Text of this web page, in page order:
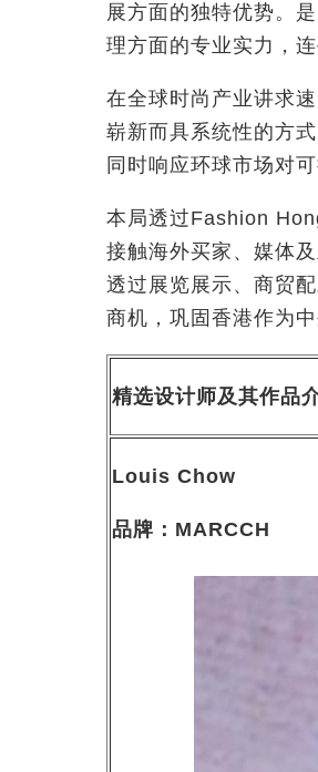
展方面的独特优势。
理方面的专业实力，
在全球时尚产业讲求
崭新而具系统性的方
同时响应环球市场对
本局透过Fashion
接触海外买家、媒体
透过展览展示、商贸
商机，巩固香港作为
精选设计师及其作品
Louis Chow
品牌： MARCCH